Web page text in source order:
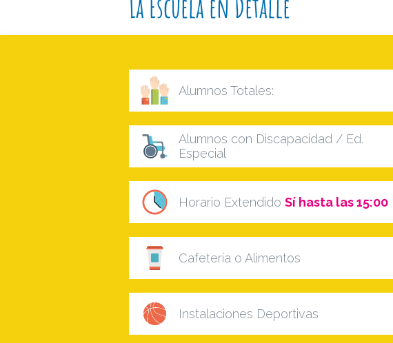
La Escuela en Detalle
Alumnos Totales:
Alumnos con Discapacidad / Ed.
Especial
Horario Extendido Sí hasta las 15:00
Cafetería o Alimentos
Instalaciones Deportivas